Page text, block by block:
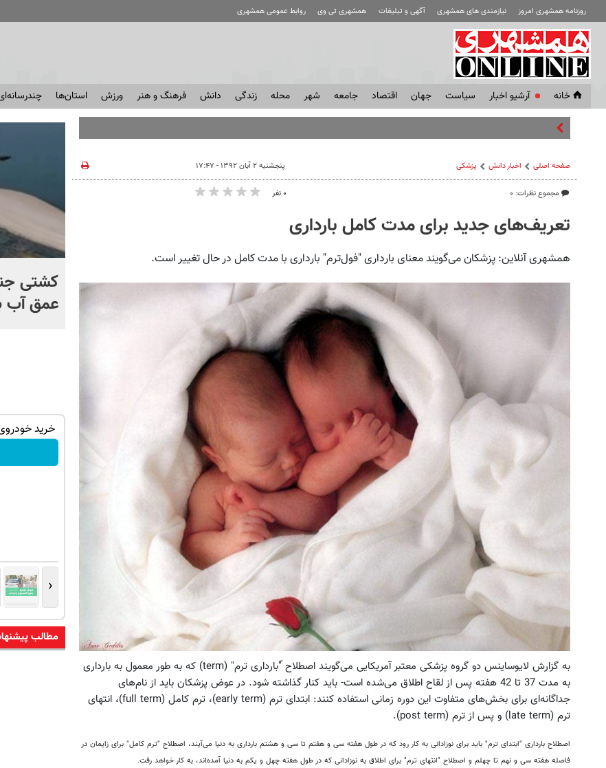
روزنامه همشهری امروز نیازمندی های همشهری آگهی و تبلیغات همشهری تی وی روابط عمومی همشهری
خانه آرشیو اخبار سياست جهان اقتصاد جامعه شهر محله زندگی دانش فرهنگ و هنر ورزش استان‌ها
صفحه اصلی اخبار دانش پزشکی
مجموع نظرات: ۰
پنجشنبه ۲ آبان ۱۳۹۲ - ۱۷:۴۷
۰ نفر
تعریف‌های جدید برای مدت کامل بارداری
همشهری آنلاین: پزشکان می‌گویند معنای بارداری "فول‌ترم" بارداری با مدت کامل در حال تغییر است.
به گزارش لایوساینس دو گروه پزشکی معتبر آمریکایی می‌گویند اصطلاح "ّبارداری ترم" (term) که به طور معمول به بارداری
به مدت 37 تا 42 هفته پس از لقاح اطلاق می‌شده است- باید کنار گذاشته شود. در عوض پزشکان باید از نام‌های
جداگانه‌ای برای بخش‌های متفاوت این دوره زمانی استفاده کنند: ابتدای ترم (early term)، ترم کامل (full term)، انتهای
ترم (late term) و پس از ترم (post term).
اصطلاح بارداری "ابتدای ترم" باید برای نوزادانی به کار رود که در طول هفته سی و هفتم تا سی و هشتم بارداری به دنیا می‌آیند، اصطلاح "ترم کامل" برای زایمان در
فاصله هفته سی و نهم تا چهلم و اصطلاح "انتهای ترم" برای اطلاق به نوزادانی که در طول هفته چهل و یکم به دنیا آمده‌اند، به کار خواهد رفت.
کنترل اوضاع از دست ترامپ
خارج شد...
کشتی‌
عمق آب
خودرو شما فقط با یک درخواست
آنلاین ✔
ثبت درخواست
جک s5 داری برای فروش؟ با کارنامه به
بهترین قیمت بفروش!
ثبت درخواست
تیبا داری برای فروش؟ با کارنامه به بهترین
قیمت بفروش!
ثبت درخواست
خرید
‹
مطالب